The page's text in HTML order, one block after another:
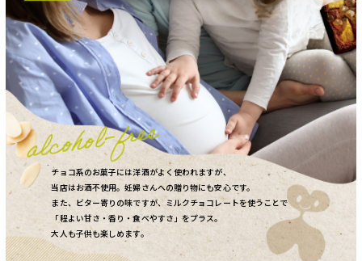
チョコ系のお菓子には洋酒がよく使われますが、
当店はお酒不使用。妊婦さんへの贈り物にも安心です。
また、ビター寄りの味ですが、ミルクチョコレートを使うことで
「程よい甘さ・香り・食べやすさ」をプラス。
大人も子供も楽しめます。